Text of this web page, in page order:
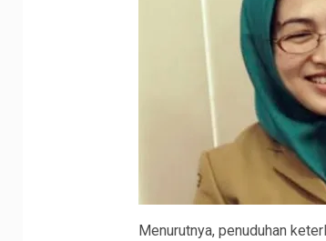
Menurutnya, penuduhan